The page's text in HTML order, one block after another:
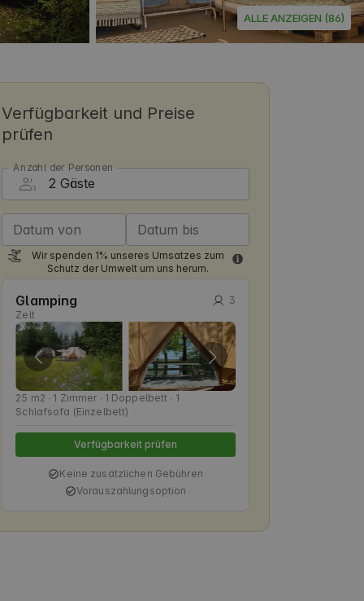
ALLE ANZEIGEN (86)
Verfügbarkeit und Preise
prüfen
Anzahl der Personen
Datum von Datum bis
Wir spenden 1% unseres Umsatzes zum
Schutz der Umwelt um uns herum.
Glamping
Zelt
3
25 m2 ∙ 1 Zimmer ∙ 1 Doppelbett ∙ 1
Schlafsofa (Einzelbett)
Verfügbarkeit prüfen
Keine zusätzlichen Gebühren
Vorauszahlungsoption